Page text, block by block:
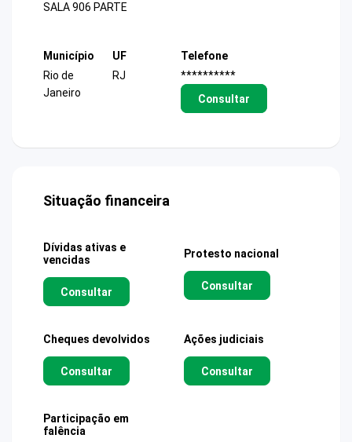
SALA 906 PARTE
Município
Rio de
Janeiro
UF
RJ
Telefone
**********
Consultar
Situação financeira
Dívidas ativas e
vencidas
Consultar
Protesto nacional
Consultar
Cheques devolvidos
Consultar
Ações judiciais
Consultar
Participação em
falência